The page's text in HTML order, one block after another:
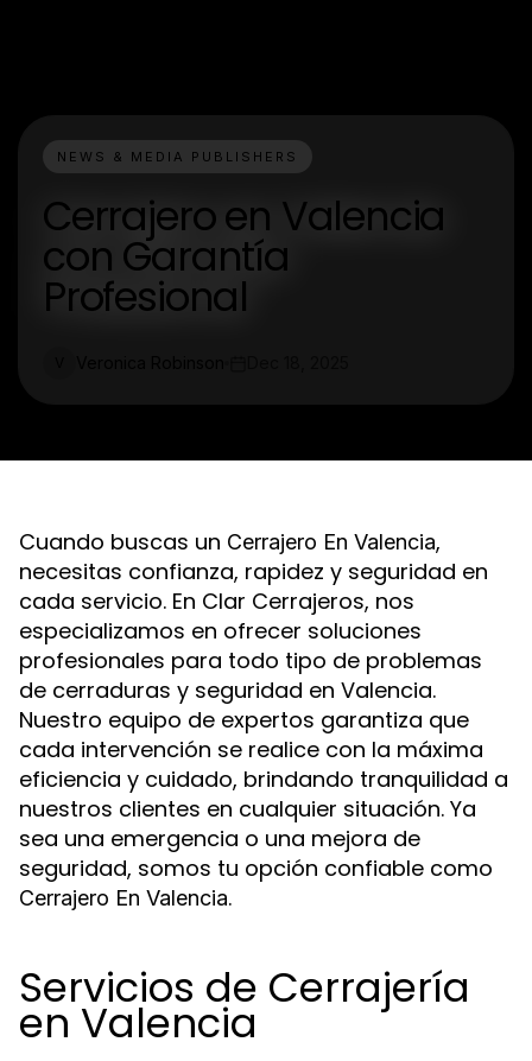
NEWS & MEDIA PUBLISHERS
Cerrajero en Valencia
con Garantía
Profesional
Cuando buscas un Cerrajero En Valencia,
necesitas confianza, rapidez y seguridad en
cada servicio. En Clar Cerrajeros, nos
especializamos en ofrecer soluciones
profesionales para todo tipo de problemas
de cerraduras y seguridad en Valencia.
Nuestro equipo de expertos garantiza que
cada intervención se realice con la máxima
eficiencia y cuidado, brindando tranquilidad a
nuestros clientes en cualquier situación. Ya
sea una emergencia o una mejora de
seguridad, somos tu opción confiable como
Cerrajero En Valencia.
Servicios de Cerrajería
en Valencia